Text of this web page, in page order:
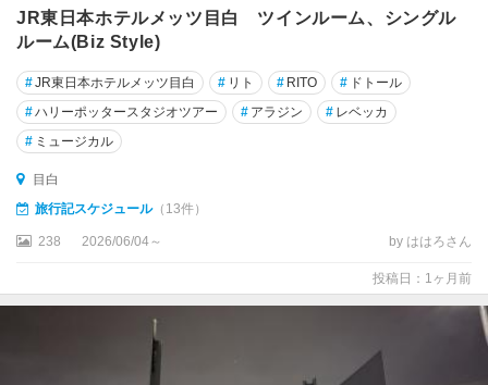
西
・
立
板
橋
・
馬
・
JR東日本ホテルメッツ目白 ツインルーム、シングル
ルーム(Biz Style)
#JR東日本ホテルメッツ目白 # リト # RITO # ドトール
#ハリーポッタースタジオツアー # アラジン # レベッカ
# ミュージカル
目白
旅行記スケジュール（13件）
238 2026/06/04～ by ははろさん
投稿日：1ヶ月前